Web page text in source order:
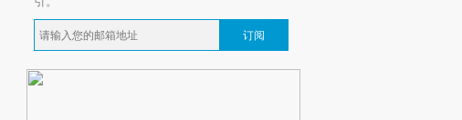
订阅